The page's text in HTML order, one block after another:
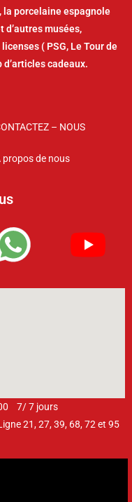
la porcelaine espagnole
d’autres musées,
( PSG, Le Tour de
cadeaux.
– NOUS
propos de nous
7/ 7 jours
21, 27, 39, 68, 72 et 95